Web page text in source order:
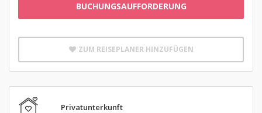
BUCHUNGSAUFFORDERUNG
ZUM REISEPLANER HINZUFÜGEN
Privatunterkunft